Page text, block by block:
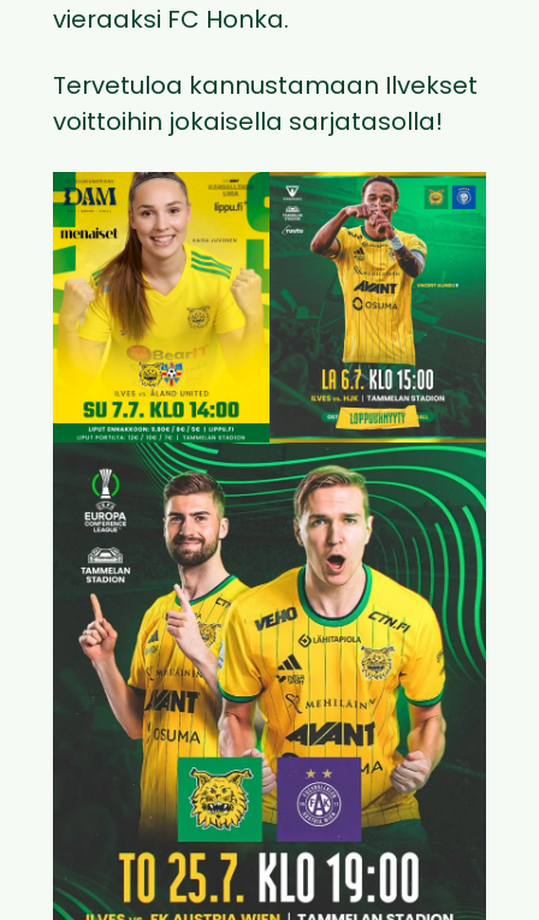
vieraaksi FC Honka.
Tervetuloa kannustamaan Ilvekset
voittoihin jokaisella sarjatasolla!